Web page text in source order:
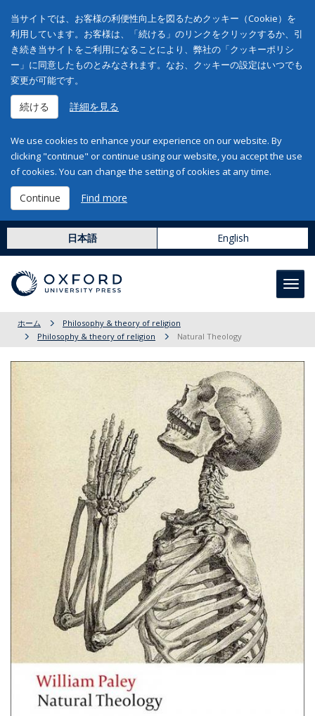
当サイトでは、お客様の利便性向上を図るためクッキー（Cookie）を
利用しています。お客様は、「続ける」のリンクをクリックするか、引
き続き当サイトをご利用になることにより、弊社の「クッキーポリシ
ー」に同意したものとみなされます。なお、クッキーの設定はいつでも
変更が可能です。
続ける 詳細を見る
We use cookies to enhance your experience on our website. By
clicking "continue" or continue using our website, you accept the use
of cookies. You can change the setting of cookies at any time.
Continue Find more
日本語 English
ホーム
Philosophy & theory of religion
Philosophy & theory of religion
Natural Theology